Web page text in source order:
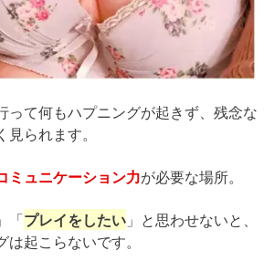
って何もハプニングが起きず、残念な
られます。
ミュニケーション力が必要な場所。
」「プレイをしたい 」と思わせないと、
起こらないです。